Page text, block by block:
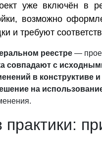
уже включён в
возможно
и требуют
реестре —
совпадают с
в конструктиве
на